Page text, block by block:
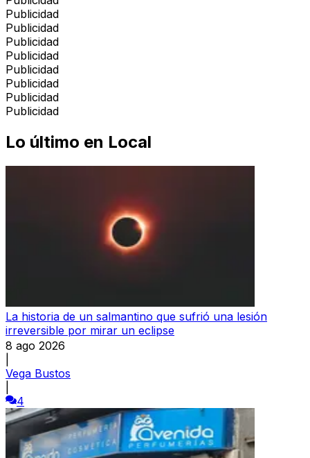
Publicidad
Publicidad
Publicidad
Publicidad
Publicidad
Publicidad
Publicidad
Publicidad
Lo último en Local
La historia de un salmantino que sufrió una lesión
irreversible por mirar un eclipse
8 ago 2026
Vega Bustos
4